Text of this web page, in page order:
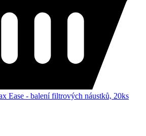
Ease - balení filtrových náustků, 20ks